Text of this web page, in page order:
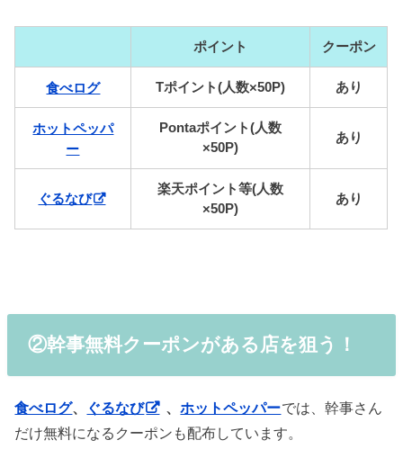
ポイント クーポン
食べログ Tポイント(人数×50P) あり
ホットペッパ
ー
Pontaポイント(人数
×50P)
あり
ぐるなび
楽天ポイント等(人数
×50P)
あり
②幹事無料クーポンがある店を狙う！
食べログ、 ぐるなび 、ホットペッパーでは、幹事さん
だけ無料になるクーポンも配布しています。